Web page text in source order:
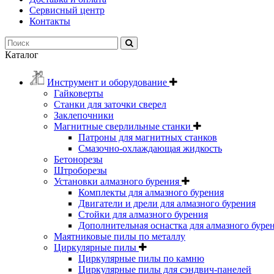
Сервисный центр
Контакты
Каталог
Инструмент и оборудование
Гайковерты
Станки для заточки сверел
Заклепочники
Магнитные сверлильные станки
Патроны для магнитных станков
Смазочно-охлаждающая жидкость
Бетонорезы
Штроборезы
Установки алмазного бурения
Комплекты для алмазного бурения
Двигатели и дрели для алмазного бурения
Стойки для алмазного бурения
Дополнительная оснастка для алмазного
Маятниковые пилы по металлу
Циркулярные пилы
Циркулярные пилы по камню
Циркулярные пилы для сэндвич-панелей